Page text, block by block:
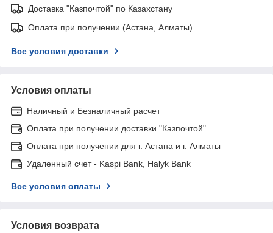
Доставка "Казпочтой" по Казахстану
Оплата при получении (Астана, Алматы).
Все условия доставки
Условия оплаты
Наличный и Безналичный расчет
Оплата при получении доставки "Казпочтой"
Оплата при получении для г. Астана и г. Алматы
Удаленный счет - Kaspi Bank, Halyk Bank
Все условия оплаты
Условия возврата